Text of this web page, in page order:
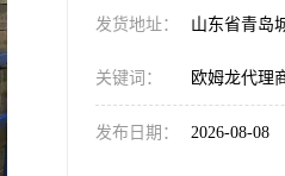
发货地址： 山东省青岛
关键词： 欧姆龙代理
发布日期： 2026-08-08